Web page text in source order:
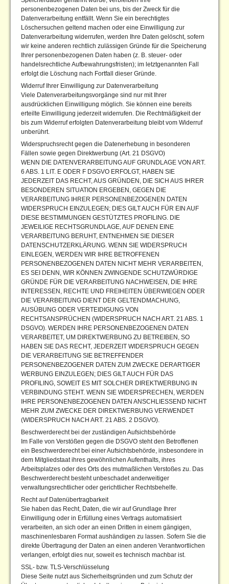
personenbezogenen Daten bei uns, bis der Zweck für die
Datenverarbeitung entfällt. Wenn Sie ein berechtigtes
Löschersuchen geltend machen oder eine Einwilligung zur
Datenverarbeitung widerrufen, werden Ihre Daten gelöscht, sofern
wir keine anderen rechtlich zulässigen Gründe für die Speicherung
Ihrer personenbezogenen Daten haben (z. B. steuer- oder
handelsrechtliche Aufbewahrungsfristen); im letztgenannten Fall
erfolgt die Löschung nach Fortfall dieser Gründe.
Widerruf Ihrer Einwilligung zur Datenverarbeitung
Viele Datenverarbeitungsvorgänge sind nur mit Ihrer
ausdrücklichen Einwilligung möglich. Sie können eine bereits
erteilte Einwilligung jederzeit widerrufen. Die Rechtmäßigkeit der
bis zum Widerruf erfolgten Datenverarbeitung bleibt vom Widerruf
unberührt.
Widerspruchsrecht gegen die Datenerhebung in besonderen
Fällen sowie gegen Direktwerbung (Art. 21 DSGVO)
WENN DIE DATENVERARBEITUNG AUF GRUNDLAGE VON ART.
6 ABS. 1 LIT. E ODER F DSGVO ERFOLGT, HABEN SIE
JEDERZEIT DAS RECHT, AUS GRÜNDEN, DIE SICH AUS IHRER
BESONDEREN SITUATION ERGEBEN, GEGEN DIE
VERARBEITUNG IHRER PERSONENBEZOGENEN DATEN
WIDERSPRUCH EINZULEGEN; DIES GILT AUCH FÜR EIN AUF
DIESE BESTIMMUNGEN GESTÜTZTES PROFILING. DIE
JEWEILIGE RECHTSGRUNDLAGE, AUF DENEN EINE
VERARBEITUNG BERUHT, ENTNEHMEN SIE DIESER
DATENSCHUTZERKLÄRUNG. WENN SIE WIDERSPRUCH
EINLEGEN, WERDEN WIR IHRE BETROFFENEN
PERSONENBEZOGENEN DATEN NICHT MEHR VERARBEITEN,
ES SEI DENN, WIR KÖNNEN ZWINGENDE SCHUTZWÜRDIGE
GRÜNDE FÜR DIE VERARBEITUNG NACHWEISEN, DIE IHRE
INTERESSEN, RECHTE UND FREIHEITEN ÜBERWIEGEN ODER
DIE VERARBEITUNG DIENT DER GELTENDMACHUNG,
AUSÜBUNG ODER VERTEIDIGUNG VON
RECHTSANSPRÜCHEN (WIDERSPRUCH NACH ART. 21 ABS. 1
DSGVO). WERDEN IHRE PERSONENBEZOGENEN DATEN
VERARBEITET, UM DIREKTWERBUNG ZU BETREIBEN, SO
HABEN SIE DAS RECHT, JEDERZEIT WIDERSPRUCH GEGEN
DIE VERARBEITUNG SIE BETREFFENDER
PERSONENBEZOGENER DATEN ZUM ZWECKE DERARTIGER
WERBUNG EINZULEGEN; DIES GILT AUCH FÜR DAS
PROFILING, SOWEIT ES MIT SOLCHER DIREKTWERBUNG IN
VERBINDUNG STEHT. WENN SIE WIDERSPRECHEN, WERDEN
IHRE PERSONENBEZOGENEN DATEN ANSCHLIESSEND NICHT
MEHR ZUM ZWECKE DER DIREKTWERBUNG VERWENDET
(WIDERSPRUCH NACH ART. 21 ABS. 2 DSGVO).
Beschwerderecht bei der zuständigen Aufsichtsbehörde
Im Falle von Verstößen gegen die DSGVO steht den Betroffenen
ein Beschwerderecht bei einer Aufsichtsbehörde, insbesondere in
dem Mitgliedstaat ihres gewöhnlichen Aufenthalts, ihres
Arbeitsplatzes oder des Orts des mutmaßlichen Verstoßes zu. Das
Beschwerderecht besteht unbeschadet anderweitiger
verwaltungsrechtlicher oder gerichtlicher Rechtsbehelfe.
Recht auf Datenübertragbarkeit
Sie haben das Recht, Daten, die wir auf Grundlage Ihrer
Einwilligung oder in Erfüllung eines Vertrags automatisiert
verarbeiten, an sich oder an einen Dritten in einem gängigen,
maschinenlesbaren Format aushändigen zu lassen. Sofern Sie die
direkte Übertragung der Daten an einen anderen Verantwortlichen
verlangen, erfolgt dies nur, soweit es technisch machbar ist.
SSL- bzw. TLS-Verschlüsselung
Diese Seite nutzt aus Sicherheitsgründen und zum Schutz der